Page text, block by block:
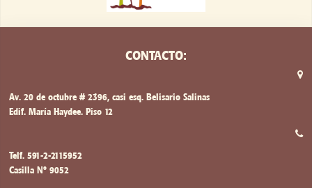
CONTACTO:
Av. 20 de octubre # 2396, casi esq. Belisario Salinas
Edif. María Haydee. Piso 12
Telf. 591-2-2115952
Casilla Nº 9052